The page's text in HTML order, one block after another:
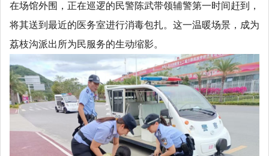
在场馆外围，正在巡逻的民警陈武带领辅警第一时间赶到，
将其送到最近的医务室进行消毒包扎。这一温暖场景，成为
荔枝沟派出所为民服务的生动缩影。